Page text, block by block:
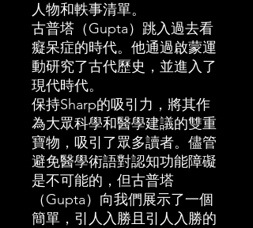
人物和軼事清單。
古普塔（Gupta）跳入過去看
癡呆症的時代。他通過啟蒙運
動研究了古代歷史，並進入了
現代時代。
保持Sharp的吸引力，將其作
為大眾科學和醫學建議的雙重
寶物，吸引了眾多讀者。儘管
避免醫學術語對認知功能障礙
是不可能的，但古普塔
（Gupta）向我們展示了一個
簡單，引人入勝且引人入勝的